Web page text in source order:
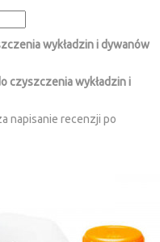
wykładzin i dywanów
czyszczenia wykładzin i
napisanie recenzji po